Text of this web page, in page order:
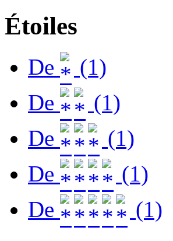
Étoiles
De
(1)
De
(1)
De
(1)
De
(1)
De
(1)